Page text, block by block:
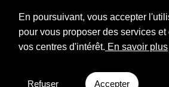
Être aidant
Aidants
Facebook
En poursuivant, vous accepter
pour vous proposer des services et
vos centres d'intérêt. En savoir plus
Refuser Accepter